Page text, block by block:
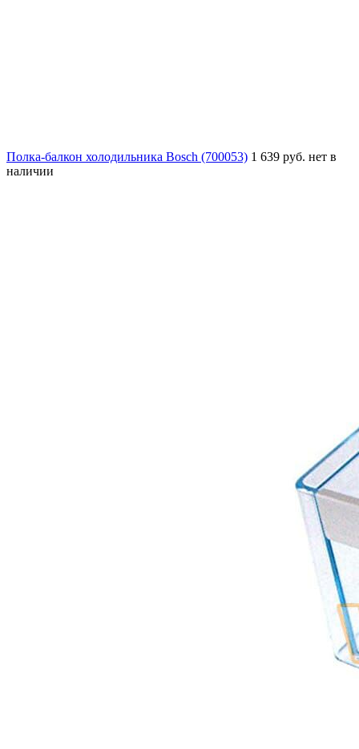
Полка-балкон холодильника Bosch (700053) 1 639 руб. нет в
наличии